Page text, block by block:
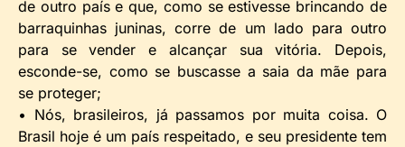
de outro país e que, como se estivesse brincando de
barraquinhas juninas, corre de um lado para outro
para se vender e alcançar sua vitória. Depois,
esconde-se, como se buscasse a saia da mãe para
se proteger;
• Nós, brasileiros, já passamos por muita coisa. O
Brasil hoje é um país respeitado, e seu presidente tem